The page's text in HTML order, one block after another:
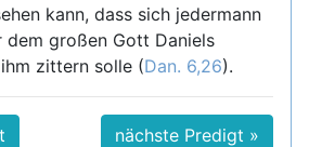
kann, dass sich jedermann
dem großen Gott Daniels
zittern solle (Dan. 6,26).
nächste Predigt »